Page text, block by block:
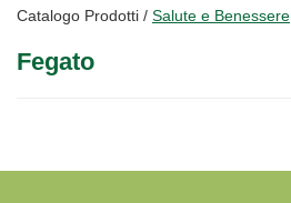
Catalogo Prodotti / Salute e Benessere
Fegato